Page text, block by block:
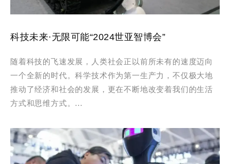
科技未来·无限可能“2024世亚智博会”
随着科技的飞速发展，人类社会正以前所未有的速度迈向
一个全新的时代。科学技术作为第一生产力，不仅极大地
推动了经济和社会的发展，更在不断地改变着我们的生活
方式和思维方式。...